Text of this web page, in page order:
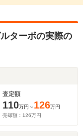
ターボの実際の
査定額
110万円～ 126万円
売却額： 126万円